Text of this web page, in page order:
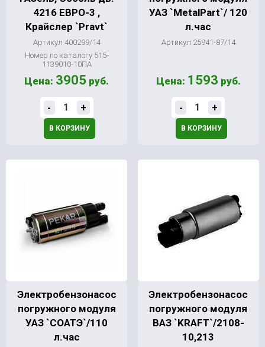
4216 ЕВРО-3 ,
Крайслер `Pravt`
Артикул 400299/14
Номер по каталогу 515-
1139010-10ПА
Цена: 3905 руб.
- +
В КОРЗИНУ
УАЗ `MetalPart`/ 120
л.час
Артикул 25941-87/14
Цена: 1593 руб.
- +
В КОРЗИНУ
Электробензонасос
погружного модуля
УАЗ `СОАТЭ`/110
л.час
Электробензонасос
погружного модуля
ВАЗ `KRAFT`/2108-
10,213